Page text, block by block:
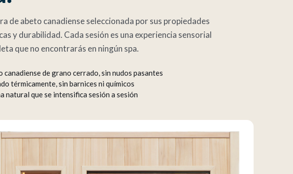
de abeto canadiense seleccionada por sus propiedades
y durabilidad. Cada sesión es una experiencia sensorial
que no encontrarás en ningún spa.
canadiense de grano cerrado, sin nudos pasantes
térmicamente, sin barnices ni químicos
natural que se intensifica sesión a sesión